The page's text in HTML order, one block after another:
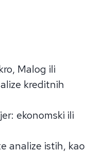
Malog ili
kreditnih
ekonomski ili
analize istih, kao